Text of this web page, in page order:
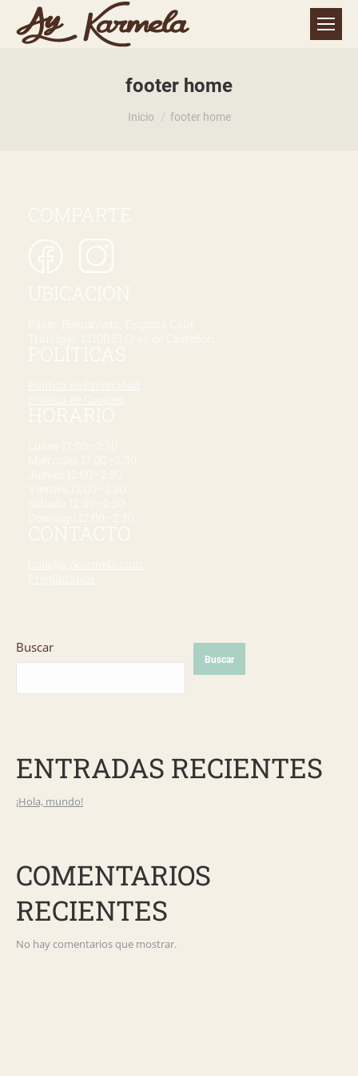
footer home
Estás aquí:
Inicio footer home
COMPARTE
UBICACIÓN
Trafalgar, 12100 El Grao de Castellón.
POLÍTICAS
Política de Cookies
HORARIO
Lunes 17:00–2:30
Miércoles 17:00–2:30
Jueves 12:00–2:30
Viernes 12:00–2:30
Sábado 12:00–2:30
Domingo 12:00–2:30
CONTACTO
hola@aykarmela.com
Buscar
Buscar
ENTRADAS RECIENTES
¡Hola, mundo!
COMENTARIOS
RECIENTES
No hay comentarios que mostrar.